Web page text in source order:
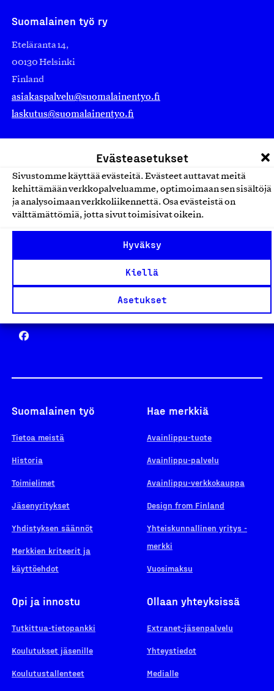
Evästeasetukset
Sivustomme käyttää evästeitä. Evästeet auttavat meitä
kehittämään verkkopalveluamme, optimoimaan sen sisältöjä
ja analysoimaan verkkoliikennettä. Osa evästeistä on
välttämättömiä, jotta sivut toimisivat oikein.
Hyväksy
Kiellä
Asetukset
Suomalainen työ ry
Eteläranta 14,
00130 Helsinki
Finland
asiakaspalvelu@suomalainentyo.fi
laskutus@suomalainentyo.fi
Avainlippu
Yhteiskunnallinen Yritys -merkki
Suomalainen työ
Tietoa meistä
Historia
Toimielimet
Jäsenyritykset
Yhdistyksen säännöt
Merkkien kriteerit ja
käyttöehdot
Hae merkkiä
Avainlippu-tuote
Avainlippu-palvelu
Avainlippu-verkkokauppa
Design from Finland
Yhteiskunnallinen yritys -
merkki
Vuosimaksu
Opi ja innostu
Tutkittua-tietopankki
Koulutukset jäsenille
Koulutustallenteet
Ollaan yhteyksissä
Extranet-jäsenpalvelu
Yhteystiedot
Medialle